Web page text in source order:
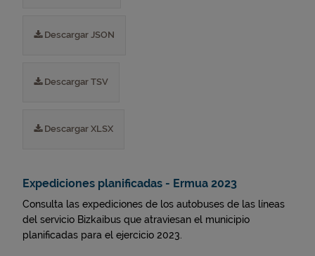
Descargar JSON
Descargar TSV
Descargar XLSX
Expediciones planificadas - Ermua 2023
Consulta las expediciones de los autobuses de las líneas
del servicio Bizkaibus que atraviesan el municipio
planificadas para el ejercicio 2023.